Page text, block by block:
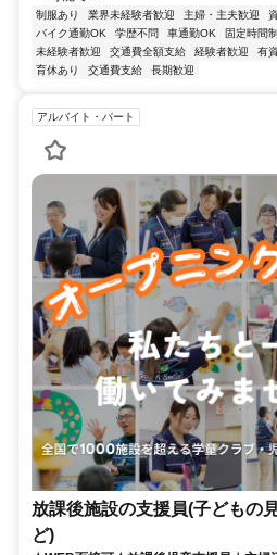
制服あり 業界未経験者歓迎 主婦・主夫歓迎
バイク通勤OK
学歴不問 車通勤OK 固定時間制
未経験者歓迎
交通費全額支給 経験者歓迎 有
育休あり
交通費支給 長期歓迎
アルバイト・パート
放課後施設の支援員(子どもの
ど)